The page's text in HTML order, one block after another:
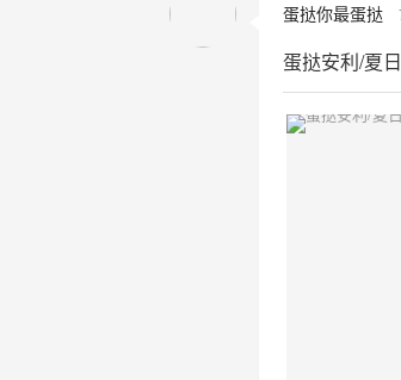
蛋挞你最蛋挞
蛋挞安利/夏